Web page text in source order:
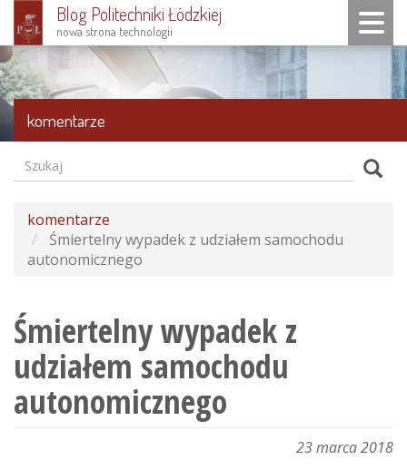
Przejdź
do
treści
Blog Politechniki Łódzkiej
nowa strona technologii
Toggle
komentarze
Formularz
wyszukiwania
Szukaj
komentarze
Śmiertelny wypadek z udziałem samochodu
autonomicznego
Śmiertelny wypadek z
udziałem samochodu
autonomicznego
23 marca 2018